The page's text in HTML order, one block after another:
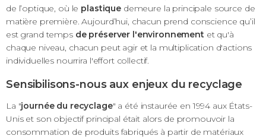
de l’optique, où le plastiquedemeure la principale source de
matière première. Aujourd’hui, chacun prend conscience qu’il
est grand temps de préserver l'environnement et qu'à
chaque niveau, chacun peut agir et la multiplication d'actions
individuelles nourrira l'effort collectif.
Sensibilisons-nous aux enjeux du recyclage
La "journée du recyclage" a été instaurée en 1994 aux États-
Unis et son objectif principal était alors de promouvoir la
consommation de produits fabriqués à partir de matériaux